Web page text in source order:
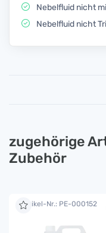
Nebelfluid nicht
Nebelfluid nicht
zugehörige
Zubehör
Artikel-Nr.: PE-000152